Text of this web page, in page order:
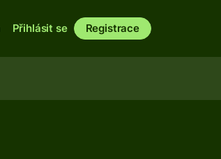
Přihlásit se Registrace